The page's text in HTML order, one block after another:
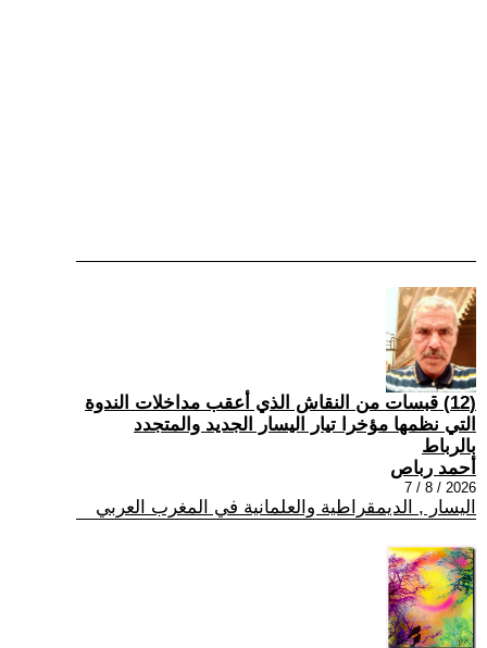
(12) قبسات من النقاش الذي أعقب مداخلات الندوة
التي نظمها مؤخرا تيار اليسار الجديد والمتجدد
بالرباط
أحمد رباص
2026 / 8 / 7
اليسار , الديمقراطية والعلمانية في المغرب العربي